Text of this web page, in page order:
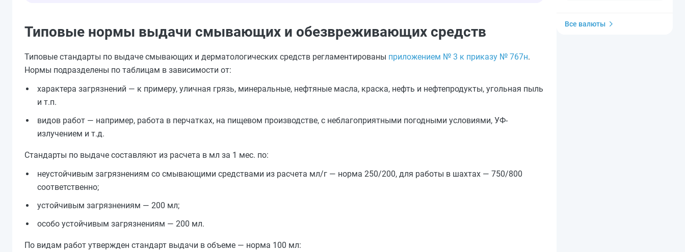
Типовые нормы выдачи смывающих и обезвреживающих средств
Типовые стандарты по выдаче смывающих и дерматологических средств регламентированы приложением № 3 к приказу № 767н.
Нормы подразделены по таблицам в зависимости от:
характера загрязнений — к примеру, уличная грязь, минеральные, нефтяные масла, краска, нефть и нефтепродукты, угольная пыль
и т.п.
видов работ — например, работа в перчатках, на пищевом производстве, с неблагоприятными погодными условиями, УФ-
излучением и т.д.
Стандарты по выдаче составляют из расчета в мл за 1 мес. по:
неустойчивым загрязнениям со смывающими средствами из расчета мл/г — норма 250/200, для работы в шахтах — 750/800
соответственно;
устойчивым загрязнениям — 200 мл;
особо устойчивым загрязнениям — 200 мл.
По видам работ утвержден стандарт выдачи в объеме — норма 100 мл:
Все валюты